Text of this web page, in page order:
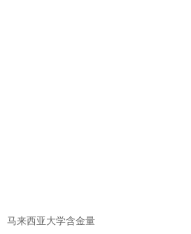
马来西亚大学含金量